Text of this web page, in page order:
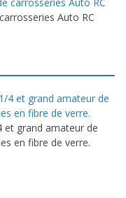
Auto RC
et grand amateur de
en fibre de verre.